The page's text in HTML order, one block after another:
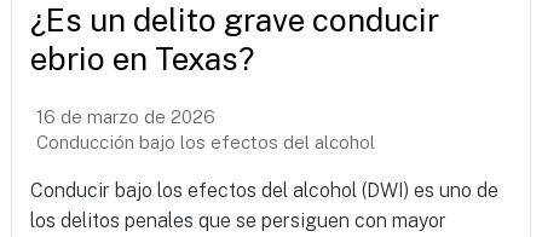
¿Es un delito grave conducir
ebrio en Texas?
16 de marzo de 2026
Conducción bajo los efectos del alcohol
Conducir bajo los efectos del alcohol (DWI) es uno de
los delitos penales que se persiguen con mayor